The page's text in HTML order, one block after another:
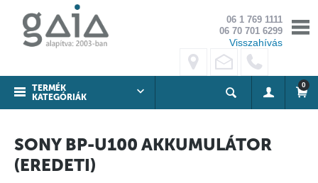
06 1 769 1111
06 70 701 6299
Visszahívás
TERMÉK
KATEGÓRIÁK
0
SONY BP-U100 AKKUMULÁTOR
(EREDETI)